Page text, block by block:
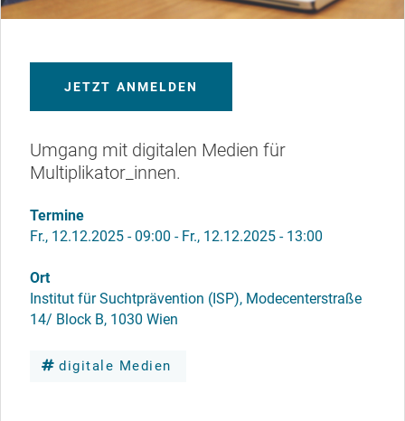
JETZT ANMELDEN
Umgang mit digitalen Medien für
Multiplikator_innen.
Termine
Fr., 12.12.2025 - 09:00 - Fr., 12.12.2025 - 13:00
Ort
Institut für Suchtprävention (ISP), Modecenterstraße
14/ Block B, 1030 Wien
digitale Medien